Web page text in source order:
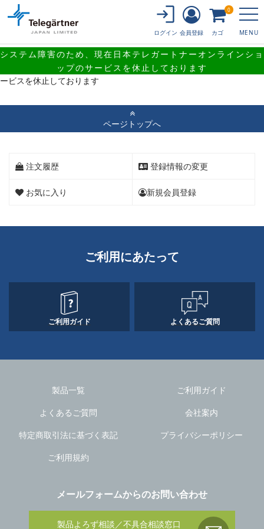
システム障害のため、現在日本テレガートナーオンラインショ
ップのサービスを休止しております
MENU
ログイン 会員登録 カゴ
0
システム障害のため、現在日本テレガートナーオンラインショップのサ
ービスを休止しております
ページトップへ
注文履歴 登録情報の変更
お気に入り 新規会員登録
ご利用にあたって
ご利用ガイド よくあるご質問
製品一覧
ご利用ガイド
よくあるご質問
会社案内
特定商取引法に基づく表記
プライバシーポリシー
ご利用規約
メールフォームからのお問い合わせ
製品よろず相談／不具合相談窓口